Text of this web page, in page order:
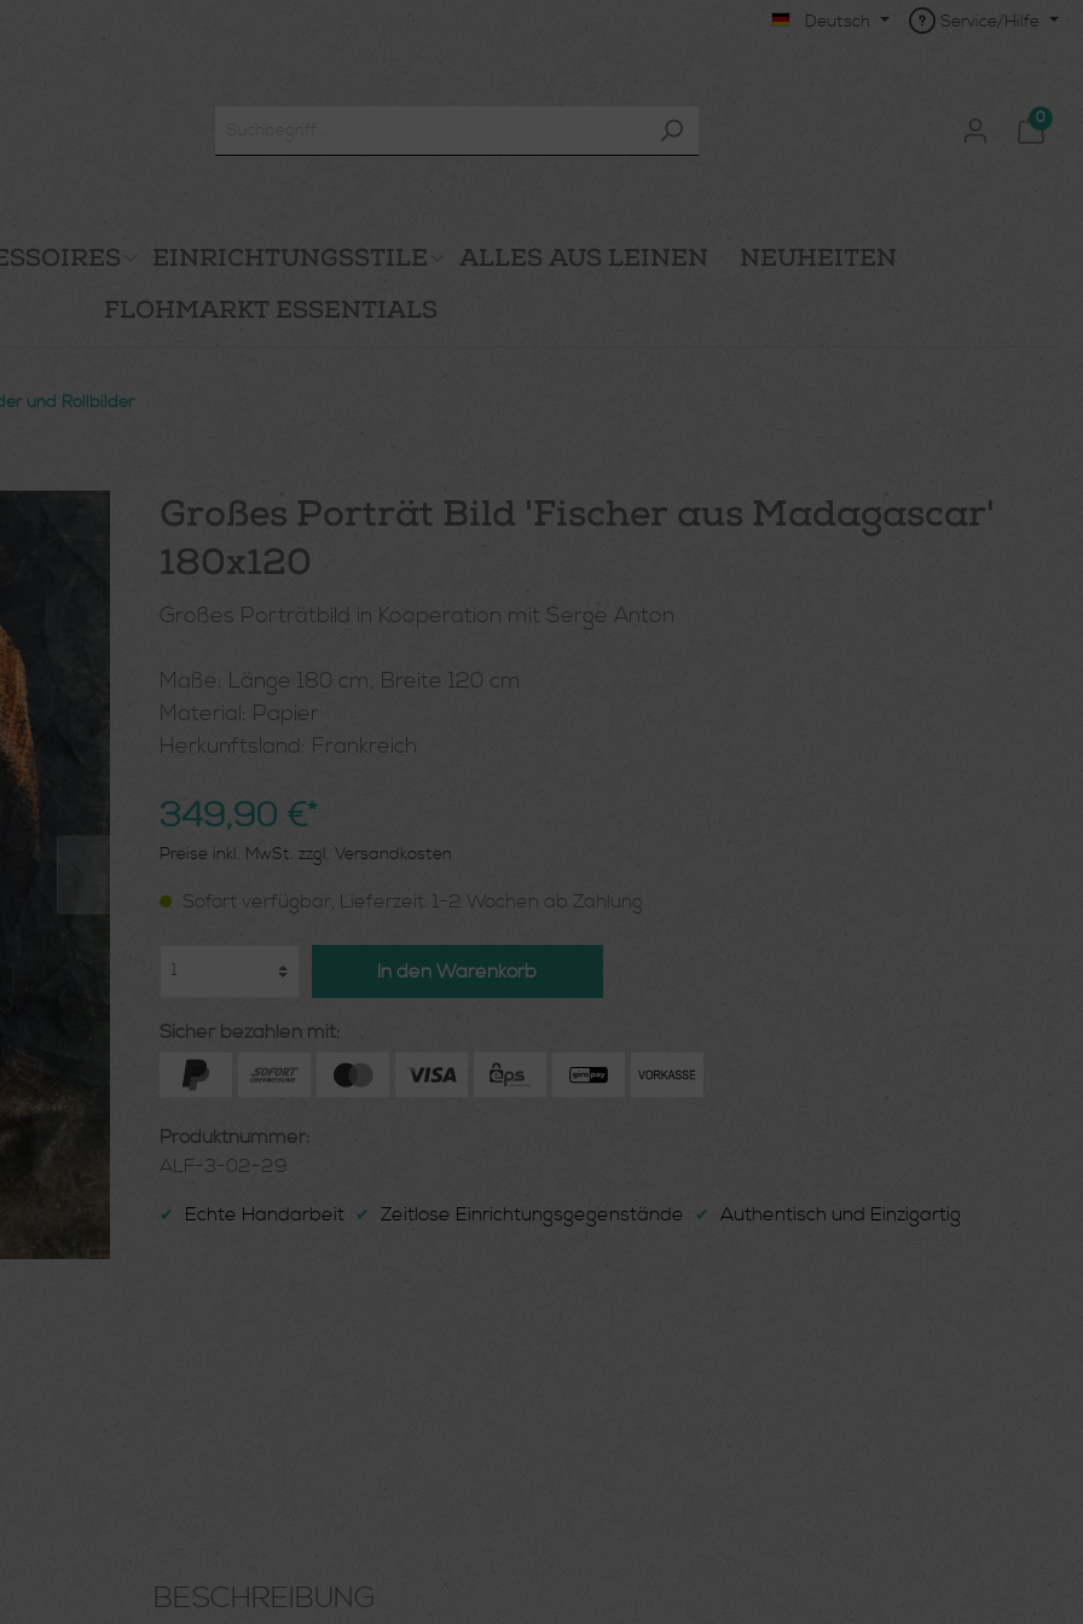
Deutsch Service/Hilfe
0
EINRICHTUNGSSTILE ALLES AUS LEINEN
NEUHEITEN
FLOHMARKT ESSENTIALS
und Rollbilder
Großes Porträt Bild 'Fischer aus Madagascar'
180x120
Großes Porträtbild in Kooperation mit Serge Anton
Maße: Länge 180 cm, Breite 120 cm
Material: Papier
Herkunftsland: Frankreich
349,90 €*
Preise inkl. MwSt. zzgl. Versandkosten
Sofort verfügbar, Lieferzeit: 1-2 Wochen ab Zahlung
In den Warenkorb
Sicher bezahlen mit:
Produktnummer:
ALF-3-02-29
✔ Echte Handarbeit ✔ Zeitlose Einrichtungsgegenstände ✔ Authentisch und Einzigartig
BESCHREIBUNG